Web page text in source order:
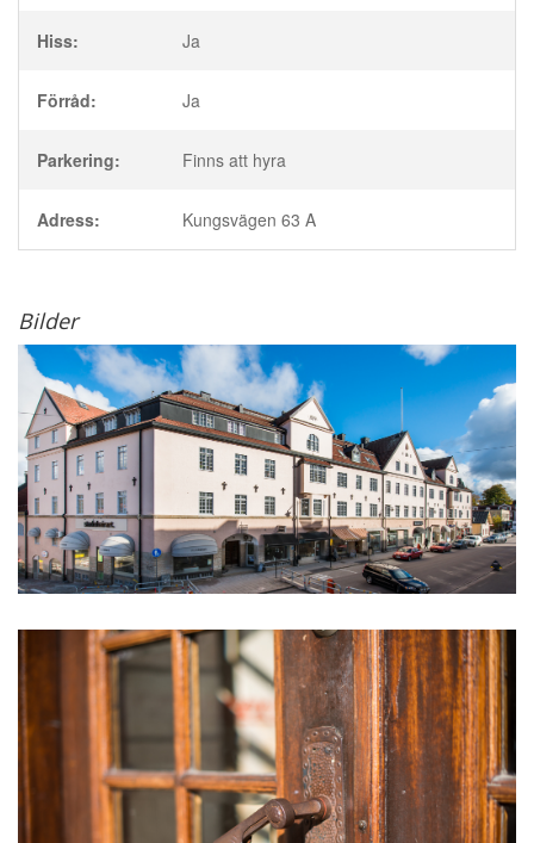
Hiss: Ja
Förråd: Ja
Parkering: Finns att hyra
Adress: Kungsvägen 63 A
Bilder